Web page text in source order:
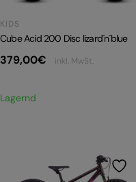
KIDS
Cube Acid 200 Disc lizard´n´blue
379,00€ inkl. MwSt.
Lagernd